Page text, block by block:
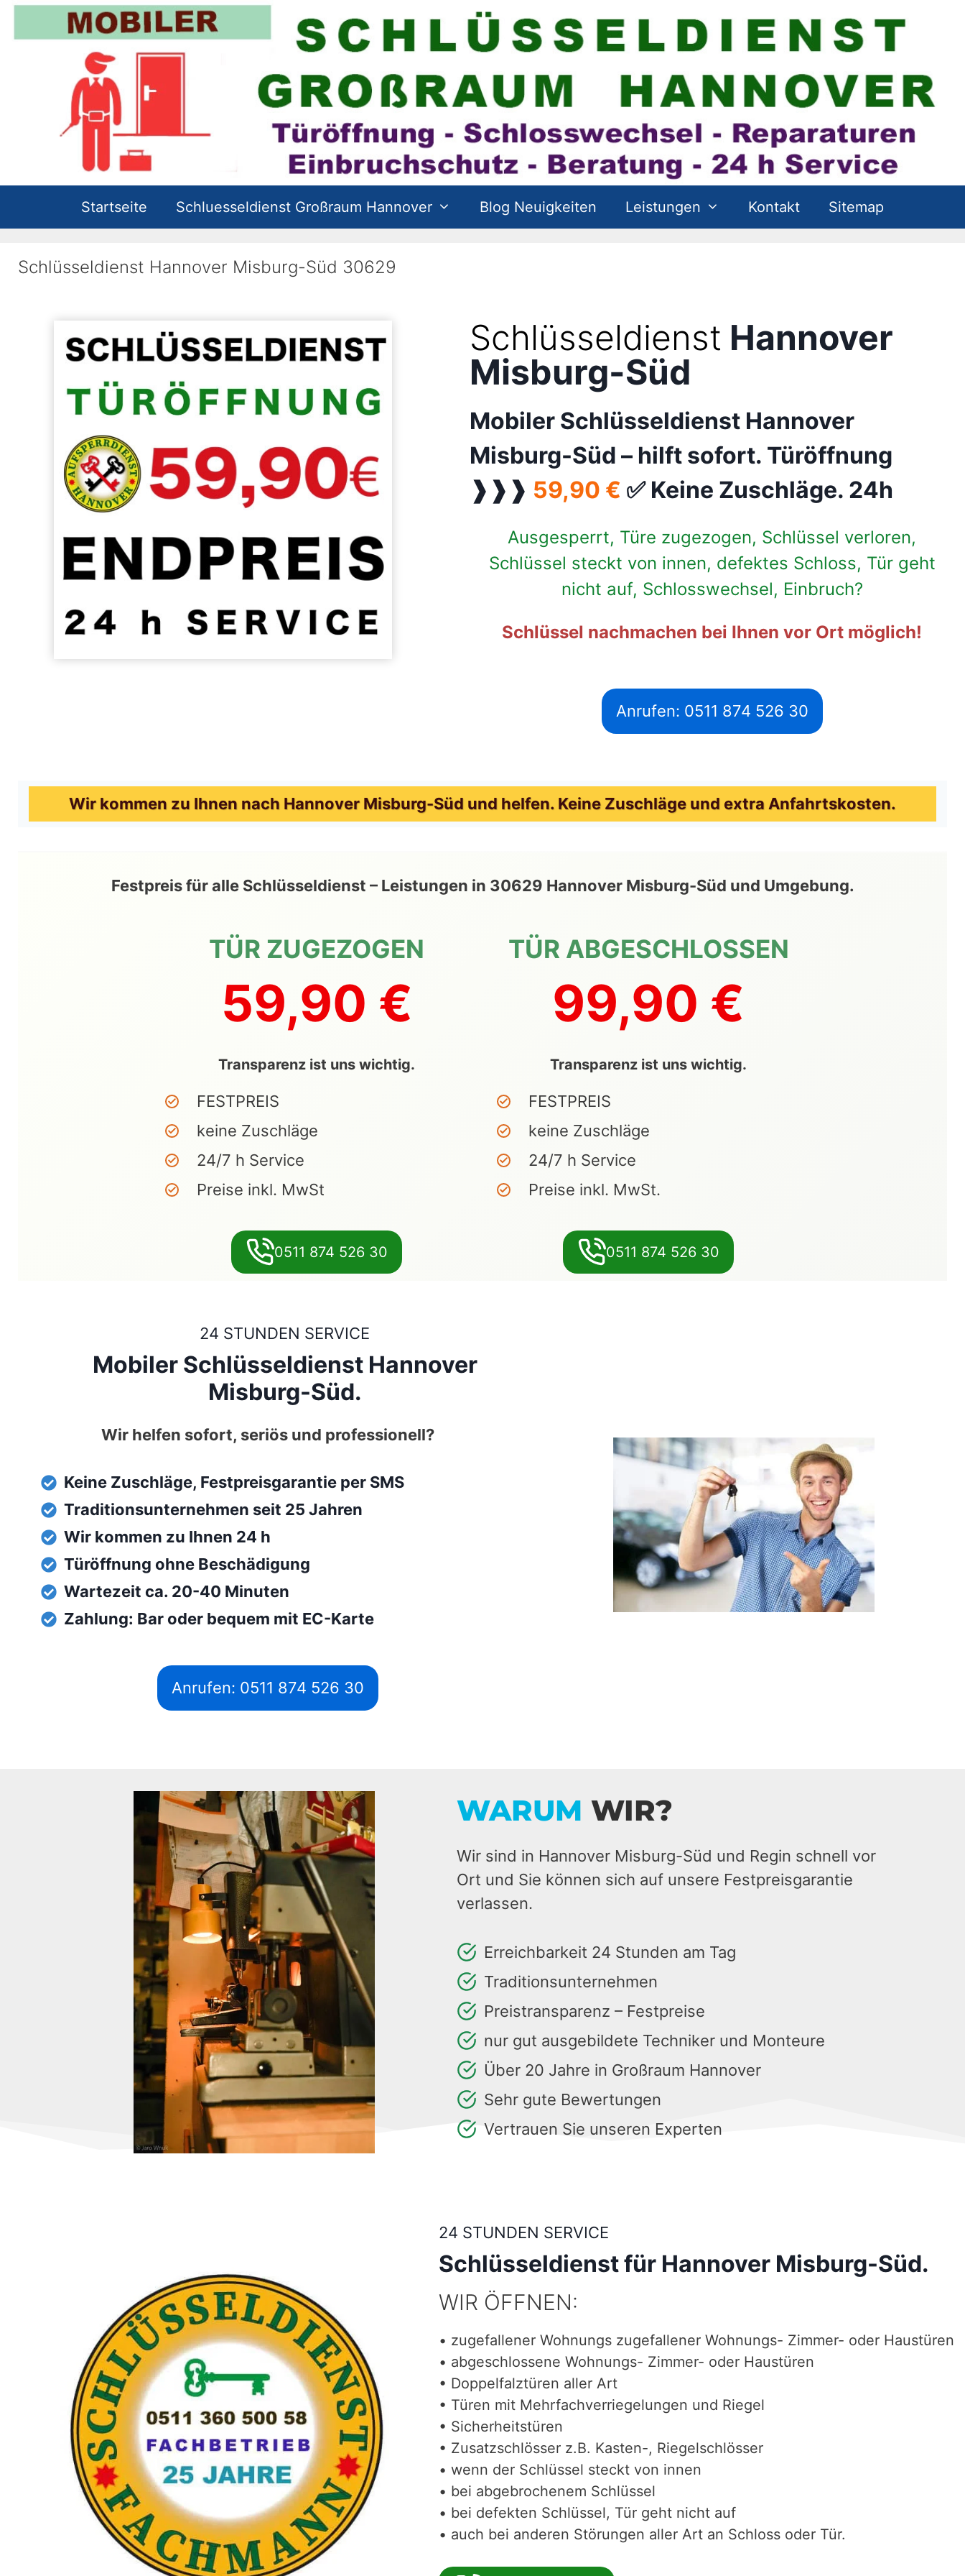
Zum
Inhalt
Startseite Schluesseldienst Großraum Hannover Blog Neuigkeiten Leistungen Kontakt Sitemap
Schlüsseldienst Hannover Misburg-Süd 30629
Schlüsseldienst Hannover
Misburg-Süd
Mobiler Schlüsseldienst Hannover
Misburg-Süd – hilft sofort. Türöffnung
❱❱❱ 59,90 € ✅ Keine Zuschläge. 24h
Ausgesperrt, Türe zugezogen, Schlüssel verloren,
Schlüssel steckt von innen, defektes Schloss, Tür geht
nicht auf, Schlosswechsel, Einbruch?
Schlüssel nachmachen bei Ihnen vor Ort möglich!
Anrufen: 0511 874 526 30
Wir kommen zu Ihnen nach Hannover Misburg-Süd und helfen. Keine Zuschläge und extra Anfahrtskosten.
Festpreis für alle Schlüsseldienst – Leistungen in 30629 Hannover Misburg-Süd und Umgebung.
TÜR ZUGEZOGEN
59,90 €
Transparenz ist uns wichtig.
FESTPREIS
keine Zuschläge
24/7 h Service
Preise inkl. MwSt
0511 874 526 30
TÜR ABGESCHLOSSEN
99,90 €
Transparenz ist uns wichtig.
FESTPREIS
keine Zuschläge
24/7 h Service
Preise inkl. MwSt.
0511 874 526 30
24 STUNDEN SERVICE
Mobiler Schlüsseldienst Hannover
Misburg-Süd.
Wir helfen sofort, seriös und professionell?
Keine Zuschläge, Festpreisgarantie per SMS
Traditionsunternehmen seit 25 Jahren
Wir kommen zu Ihnen 24 h
Türöffnung ohne Beschädigung
Wartezeit ca. 20-40 Minuten
Zahlung: Bar oder bequem mit EC-Karte
Anrufen: 0511 874 526 30
WARUM WIR?
Wir sind in Hannover Misburg-Süd und Regin schnell vor
Ort und Sie können sich auf unsere Festpreisgarantie
verlassen.
Erreichbarkeit 24 Stunden am Tag
Traditionsunternehmen
Preistransparenz – Festpreise
nur gut ausgebildete Techniker und Monteure
Über 20 Jahre in Großraum Hannover
Sehr gute Bewertungen
Vertrauen Sie unseren Experten
24 STUNDEN SERVICE
Schlüsseldienst für Hannover Misburg-Süd.
WIR ÖFFNEN:
• zugefallener Wohnungs zugefallener Wohnungs- Zimmer- oder Haustüren
• abgeschlossene Wohnungs- Zimmer- oder Haustüren
• Doppelfalztüren aller Art
• Türen mit Mehrfachverriegelungen und Riegel
• Sicherheitstüren
• Zusatzschlösser z.B. Kasten-, Riegelschlösser
• wenn der Schlüssel steckt von innen
• bei abgebrochenem Schlüssel
• bei defekten Schlüssel, Tür geht nicht auf
• auch bei anderen Störungen aller Art an Schloss oder Tür.